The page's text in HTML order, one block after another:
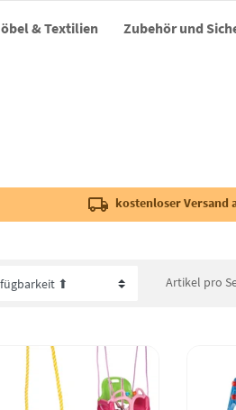
& Textilien Zubehör und
kostenloser Versand
Artikel pro